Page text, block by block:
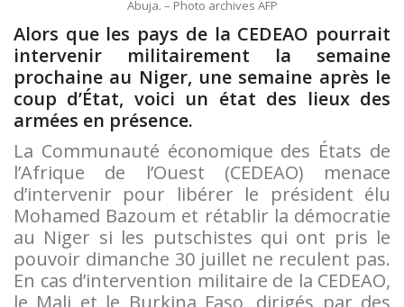
Abuja. – Photo archives AFP
Alors que les pays de la CEDEAO pourrait
intervenir militairement la semaine
prochaine au Niger, une semaine après le
coup d’État, voici un état des lieux des
armées en présence.
La Communauté économique des États de
l’Afrique de l’Ouest (CEDEAO) menace
d’intervenir pour libérer le président élu
Mohamed Bazoum et rétablir la démocratie
au Niger si les putschistes qui ont pris le
pouvoir dimanche 30 juillet ne reculent pas.
En cas d’intervention militaire de la CEDEAO,
le Mali et le Burkina Faso, dirigés par des